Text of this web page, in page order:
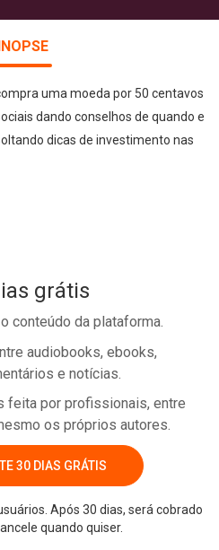
uma moeda por 50 centavos
dando conselhos de quando e
dicas de investimento nas
grátis
conteúdo da plataforma.
audiobooks, ebooks,
e notícias.
feita por profissionais, entre
os próprios autores.
30 DIAS GRÁTIS
Após 30 dias, será cobrado
quando quiser.